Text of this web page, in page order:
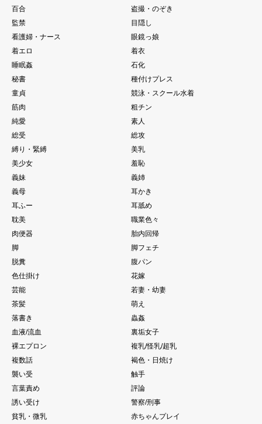
百合
盗撮・のぞき
監禁
目隠し
看護婦・ナース
眼鏡っ娘
着エロ
着衣
睡眠姦
石化
秘書
種付けプレス
童貞
競泳・スクール水着
筋肉
粗チン
純愛
素人
総受
総攻
縛り・緊縛
美乳
美少女
羞恥
義妹
義姉
義母
耳かき
耳ふー
耳舐め
耽美
職業色々
肉便器
胎内回帰
脚
脚フェチ
脱糞
腹パン
色仕掛け
花嫁
芸能
若妻・幼妻
茶髪
萌え
落書き
蟲姦
血液/流血
裏垢女子
裸エプロン
複乳/怪乳/超乳
複数話
褐色・日焼け
襲い受
触手
言葉責め
評論
誘い受け
警察/刑事
貧乳・微乳
赤ちゃんプレイ